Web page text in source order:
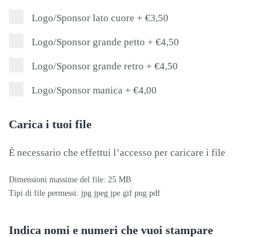
Logo/Sponsor lato cuore + €3,50
Logo/Sponsor grande petto + €4,50
Logo/Sponsor grande retro + €4,50
Logo/Sponsor manica + €4,00
Carica i tuoi file
È necessario che effettui l’accesso per caricare i file
Dimensioni massime del file: 25 MB
Tipi di file permessi: jpg jpeg jpe gif png pdf
Indica nomi e numeri che vuoi stampare